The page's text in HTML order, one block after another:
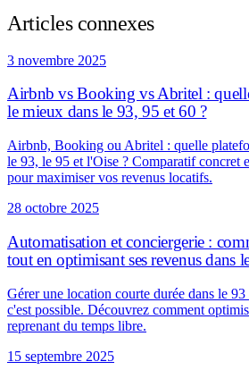
Articles connexes
3 novembre 2025
Airbnb vs Booking vs Abritel :
le mieux dans le 93, 95 et 60 ?
Airbnb, Booking ou Abritel : quelle
le 93, le 95 et l'Oise ? Comparatif concret
pour maximiser vos revenus locatifs.
28 octobre 2025
Automatisation et conciergerie :
tout en optimisant ses revenus dans
Gérer une location courte durée dans le 93
c'est possible. Découvrez comment
reprenant du temps libre.
15 septembre 2025